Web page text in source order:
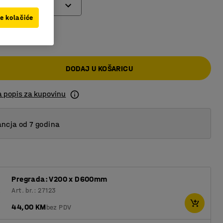
DODAJ U KOŠARICU
popis za kupovinu
od 7 godina
Pregrada: V200 x D600mm
Art. br.: 27123
44,00 KMbez PDV
kolačiće